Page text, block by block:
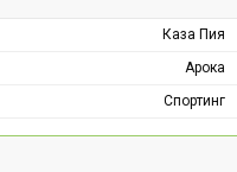
Каза Пия
Арока
Спортинг